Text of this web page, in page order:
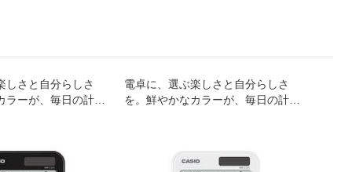
しさと自分らしさ
ーが、毎日の計算
電卓に、選ぶ楽しさと自分らしさ
を。鮮やかなカラーが、毎日の計算